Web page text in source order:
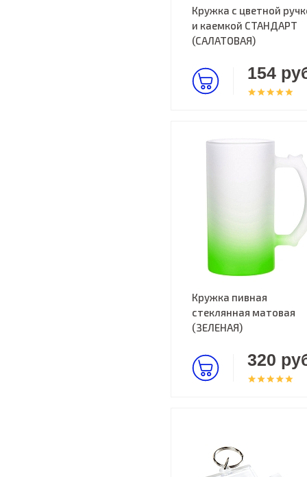
Кружка с цветной
и каемкой СТАНДАРТ
(САЛАТОВАЯ)
154
Кружка пивная
стеклянная матовая
(ЗЕЛЕНАЯ)
320